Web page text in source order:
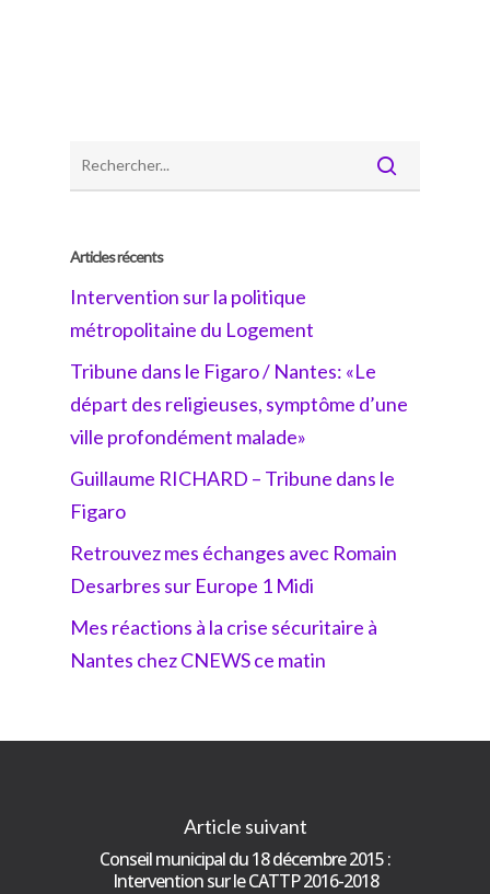
Articles récents
Intervention sur la politique
métropolitaine du Logement
Tribune dans le Figaro / Nantes: «Le
départ des religieuses, symptôme d’une
ville profondément malade»
Guillaume RICHARD – Tribune dans le
Figaro
Retrouvez mes échanges avec Romain
Desarbres sur Europe 1 Midi
Mes réactions à la crise sécuritaire à
Nantes chez CNEWS ce matin
Article suivant
Conseil municipal du 18 décembre 2015 :
Intervention sur le CATTP 2016-2018